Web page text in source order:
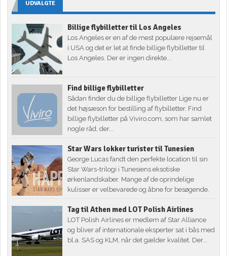
UDVALGTE
Billige flybilletter til Los Angeles
Los Angeles er en af de mest populære rejsemål
i USA og det er let at finde billige flybilletter til
Los Angeles. Der er ingen direkte...
Find billige flybilletter
Sådan finder du de billige flybilletter Lige nu er
det højsæson for bestilling af flybilletter. Find
billige flybilletter på Viviro.com, som har samlet
nogle råd, der...
Star Wars lokker turister til Tunesien
George Lucas fandt den perfekte location til sin
Star Wars-trilogi i Tunesiens eksotiske
ørkenlandskaber. Mange af de oprindelige
kulisser er velbevarede og åbne for besøgende.
Tag til Athen med LOT Polish Airlines
LOT Polish Airlines er medlem af Star Alliance
og bliver af internationale eksperter sat i bås med
bl.a. SAS og KLM, når det gælder kvalitet. Der...